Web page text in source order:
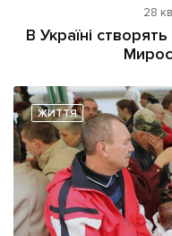
28
В Україні
ЖИТТЯ